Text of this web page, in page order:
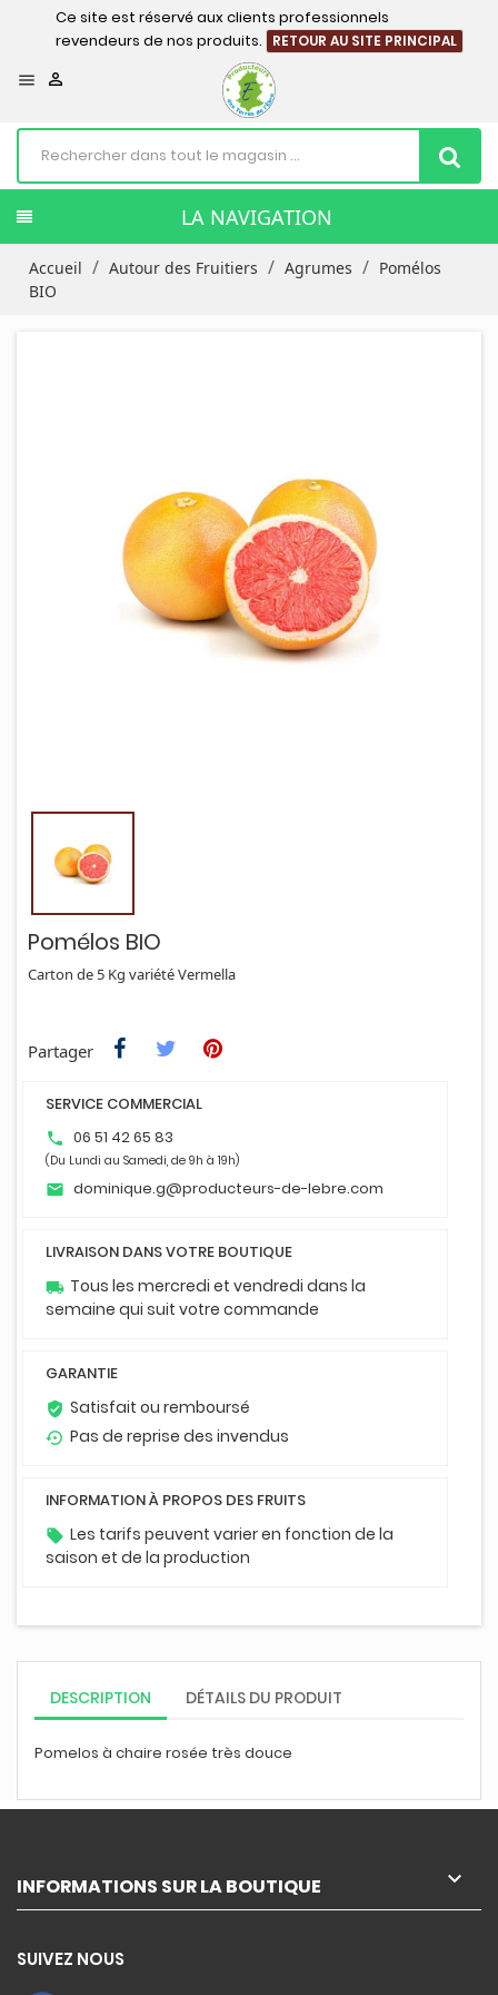
Ce site est réservé aux clients professionnels
revendeurs de nos produits.
RETOUR AU SITE PRINCIPAL
 
LA NAVIGATION
Accueil Autour des Fruitiers Agrumes
Pomélos
BIO
Pomélos BIO
Carton de 5 Kg variété Vermella
Partager
SERVICE COMMERCIAL
phone 06 51 42 65 83
(Du Lundi au Samedi, de 9h à 19h)
email dominique.g@producteurs-de-lebre.com
LIVRAISON DANS VOTRE BOUTIQUE
local_shipping Tous les mercredi et vendredi dans la
semaine qui suit votre commande
GARANTIE
verified_user Satisfait ou remboursé
settings_backup_restore Pas de reprise des invendus
INFORMATION À PROPOS DES FRUITS
local_offer Les tarifs peuvent varier en fonction de la
saison et de la production
DESCRIPTION DÉTAILS DU PRODUIT
Pomelos à chaire rosée très douce
INFORMATIONS SUR LA BOUTIQUE 
SUIVEZ NOUS